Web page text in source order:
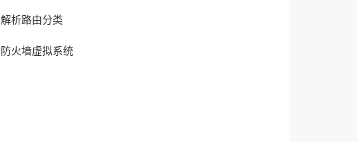
解析路由分类
防火墙虚拟系统